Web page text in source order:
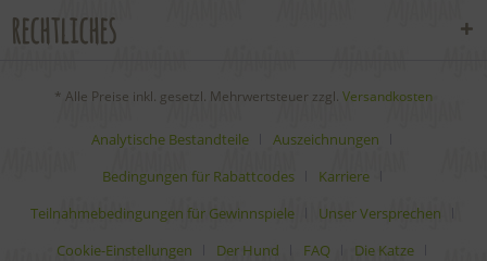
rechtliches
* Alle Preise inkl. gesetzl. Mehrwertsteuer zzgl. Versandkosten
Analytische Bestandteile
Auszeichnungen
Bedingungen für Rabattcodes
Karriere
Teilnahmebedingungen für Gewinnspiele
Unser Versprechen
Cookie-Einstellungen
Der Hund FAQ
Die Katze